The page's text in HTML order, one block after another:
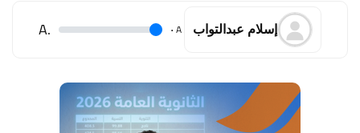
إسلام عبدالتواب A
.
.A